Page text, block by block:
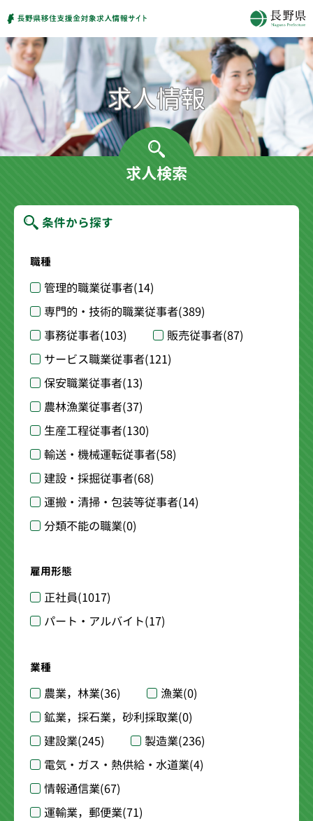
求人検索
条件から探す
職種
管理的職業従事者(14)
専門的・技術的職業従事者(389)
事務従事者(103) 販売従事者(87)
サービス職業従事者(121)
保安職業従事者(13)
農林漁業従事者(37)
生産工程従事者(130)
輸送・機械運転従事者(58)
建設・採掘従事者(68)
運搬・清掃・包装等従事者(14)
分類不能の職業(0)
雇用形態
正社員(1017)
パート・アルバイト(17)
業種
農業，林業(36) 漁業(0)
鉱業，採石業，砂利採取業(0)
建設業(245) 製造業(236)
電気・ガス・熱供給・水道業(4)
情報通信業(67)
運輸業，郵便業(71)